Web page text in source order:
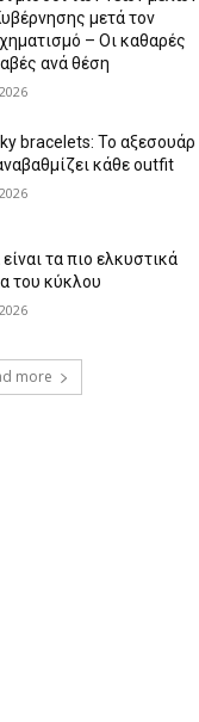
μετά τον
– Οι καθαρές
ανά θέση
bracelets: Το αξεσουάρ
κάθε outfit
τα πιο ελκυστικά
του κύκλου
more